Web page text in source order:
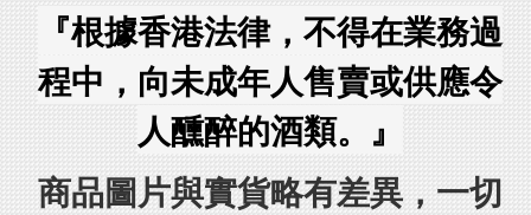
『根據香港法律，不得在業務過
程中，向未成年人售賣或供應令
人醺醉的酒類。』
商品圖片與實貨略有差異，一切